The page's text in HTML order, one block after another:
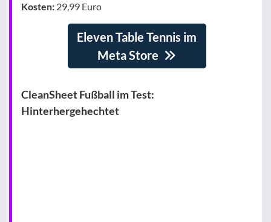
Kosten: 29,99 Euro
Eleven Table Tennis im
Meta Store
CleanSheet Fußball im Test:
Hinterhergehechtet